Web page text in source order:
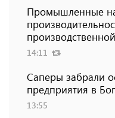
Промышленные
14:11
Саперы забрали
предприятия в
13:55